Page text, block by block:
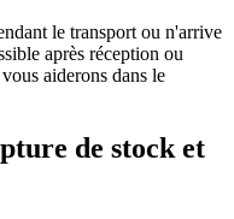
le transport ou n'arrive
après réception ou
aiderons dans le
de stock et